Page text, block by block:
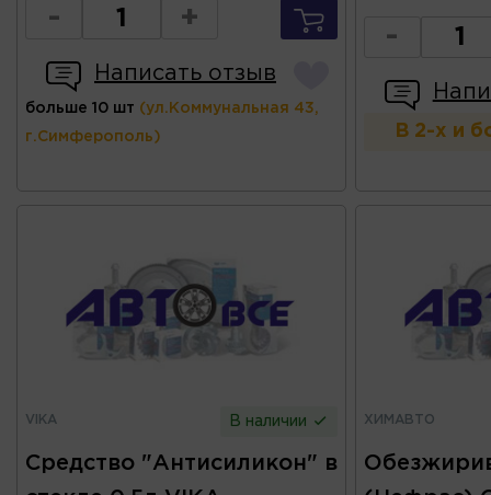
- +
Написать отзыв
больше 10 шт (ул.Коммунальная 43,
г.Симферополь)
-
В 2-х и
VIKA В наличии
Средство "Антисиликон" в
ХИМАВТО